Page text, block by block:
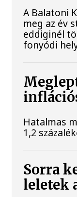
A Balatoni
meg az év
eddiginél
fonyódi
Hatalmas
1,2
Sorra
leletek